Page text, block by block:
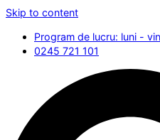
Skip to content
Program de lucru: luni -
0245 721 101